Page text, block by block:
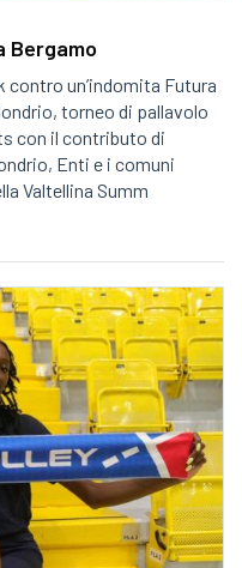
Bergamo
contro un’indomita Futura
torneo di pallavolo
con il contributo di
Enti e i comuni
Valtellina Summ